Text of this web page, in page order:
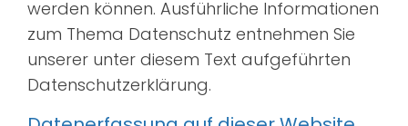
werden können. Ausführliche Informationen
zum Thema Datenschutz entnehmen Sie
unserer unter diesem Text aufgeführten
Datenschutzerklärung.